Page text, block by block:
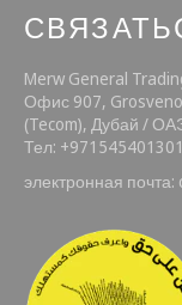
Merw General
Офис 907,
(Tecom), Дубай /
Тел: +971545401301
электронная